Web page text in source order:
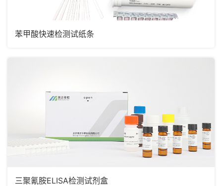
苯甲酸快速检测试纸条
三聚氰胺ELISA检测试剂盒